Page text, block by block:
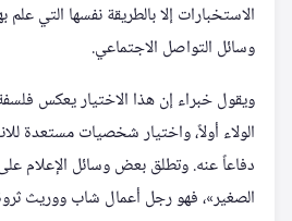
الاستخبارات إلا بالطريقة نفسها التي علم
وسائل التواصل الاجتماعي.
ويقول خبراء إن هذا الاختيار يعكس
الولاء أولاً، واختيار شخصيات مستعدة
دفاعاً عنه. وتطلق بعض وسائل الإعلام
الصغير»، فهو رجل أعمال شاب ووريث